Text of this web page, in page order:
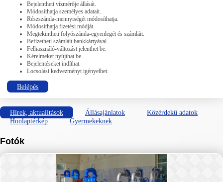
Bejelentheti vízmérője állását.
Módosíthatja személyes adatait.
Részszámla-mennyiségét módosíthatja.
Módosíthatja fizetési módját.
Megtekintheti folyószámla-egyenlegét és számláit.
Befizetheti számláit bankkártyával.
Felhasználó-változást jelenthet be.
Kérelmeket nyújthat be.
Bejelentéseket indíthat.
Locsolási kedvezményt igényelhet.
Belépés
Hírek, aktualitások Állásajánlatok
Közérdekű adatok
Honlaptérkép
Gyermekeknek
Fotók